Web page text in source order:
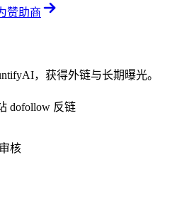
赞助商
，获得外链与长期曝光。
dofollow 反链
核